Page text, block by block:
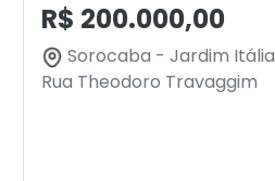
R$ 200.000,00
Sorocaba - Jardim Itália
Rua Theodoro Travaggim